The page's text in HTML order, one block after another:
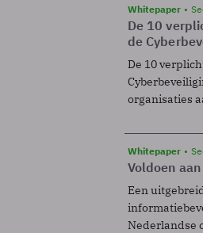
Whitepaper
De 10
de
De 10
organisaties
Whitepaper
Voldoen
Een
Nederlandse